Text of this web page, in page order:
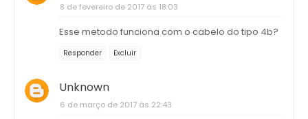
8 de fevereiro de 2017 às 18:03
Esse metodo funciona com o cabelo do tipo 4b?
Responder Excluir
Unknown
6 de março de 2017 às 22:43